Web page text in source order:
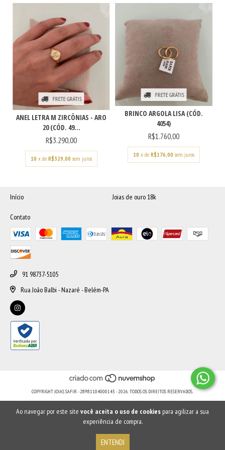
Ao navegar por este site você aceita o uso de cookies para agilizar a sua
experiência de compra.
ENTENDI
FRETE GRÁTIS
ANEL LETRA M ZIRCÔNIAS - ARO
20 (CÓD. 49...
R$3.290,00
10 x de R$329,00 sem juros
FRETE GRÁTIS
BRINCO ARGOLA LISA (CÓD.
4054)
R$1.760,00
10 x de R$176,00 sem juros
Início Joias de ouro 18k
Contato
91 98737-5105
Rua João Balbi - Nazaré - Belém-PA
COPYRIGHT JOIAS SAFIR - 28981104000143 - 2026. TODOS OS DIREITOS RESERVADOS.